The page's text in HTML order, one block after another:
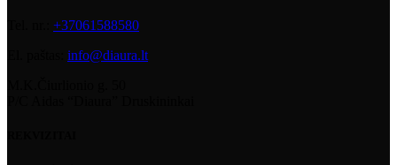
+37061588580
info@diaura.lt